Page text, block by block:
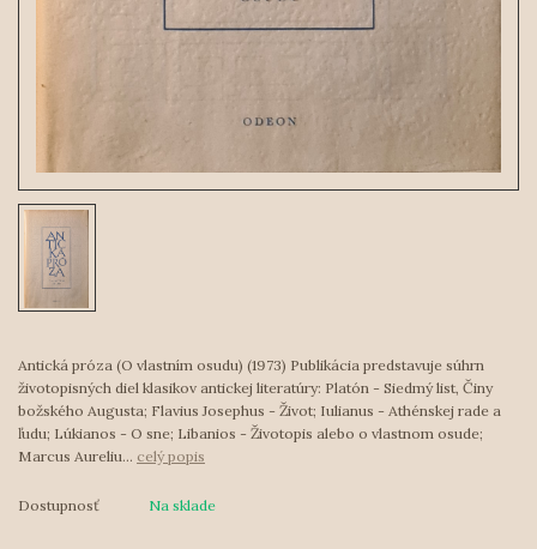
Antická próza (O vlastním osudu) (1973) Publikácia predstavuje súhrn
životopisných diel klasikov antickej literatúry: Platón - Siedmý list, Činy
božského Augusta; Flavius Josephus - Život; Iulianus - Athénskej rade a
ľudu; Lúkianos - O sne; Libanios - Životopis alebo o vlastnom osude;
Marcus Aureliu... celý popis
Dostupnosť Na sklade